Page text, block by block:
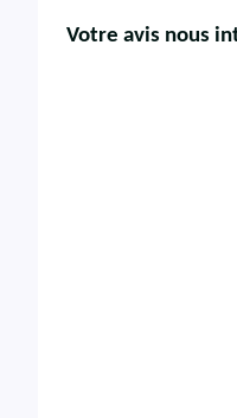
Votre avis nous